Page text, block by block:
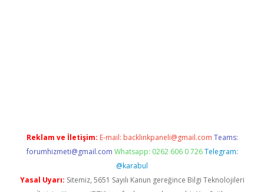
Reklam ve İletişim: E-mail: backlinkpaneli@gmail.com Teams:
forumhizmeti@gmail.com Whatsapp: 0262 606 0 726 Telegram:
@karabul
Yasal Uyarı: Sitemiz, 5651 Sayılı Kanun gereğince Bilgi Teknolojileri